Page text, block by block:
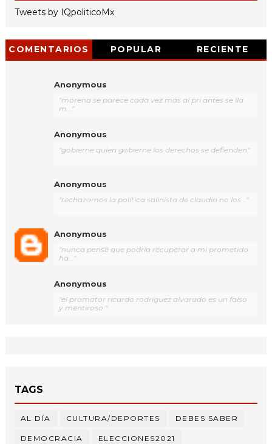
Tweets by IQpoliticoMx
COMENTARIOS POPULAR RECIENTE
Anonymous
"morena se parece cada vez más al pri antes se lla
m..."
Anonymous
"gobierne quien gobierne los derechos se defienden"
Anonymous
"rechazamos la política salinista de claudia no los..."
Anonymous
"nunca pensé que podría recuperar a mi prometido
ha..."
Anonymous
"el promotor ricardo rodríguez alvarado es un falso
y mentiroso "
TAGS
AL DÍA CULTURA/DEPORTES DEBES SABER
DEMOCRACIA ELECCIONES2021